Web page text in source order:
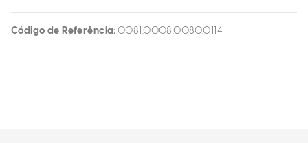
Código de Referência 0081.0008.0080.0114